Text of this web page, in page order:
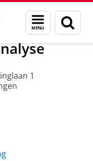
Menu
en
zoeken
vindt u ons
1